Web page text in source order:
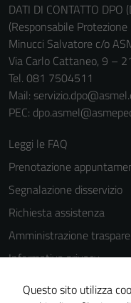
DATI DI CONTATTO
(Responsabile Protezione
Minucci Salvatore c/o
Via Carlo Cattaneo, 9 –
Tel. 081 7504511
Mail:
PEC:
Leggi le FAQ
Prenotazione
Segnalazione disservizio
Richiesta assistenza
Amministrazione
Informativa privacy
Cookie Policy
Questo sito utilizza